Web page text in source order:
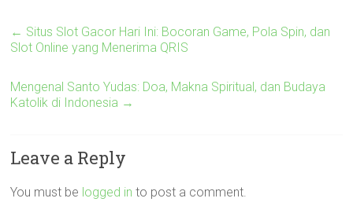
← Situs Slot Gacor Hari Ini: Bocoran Game, Pola Spin, dan
Slot Online yang Menerima QRIS
Mengenal Santo Yudas: Doa, Makna Spiritual, dan Budaya
Katolik di Indonesia →
Leave a Reply
You must be logged in to post a comment.